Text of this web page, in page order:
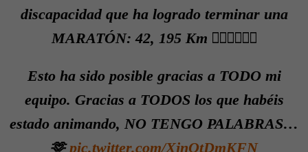
discapacidad que ha logrado terminar una
MARATÓN: 42, 195 Km ✊🏻✊🏻✊🏻
Esto ha sido posible gracias a TODO mi
equipo. Gracias a TODOS los que habéis
estado animando, NO TENGO PALABRAS…
🫶pic.twitter.com/XjnQtDmKFN